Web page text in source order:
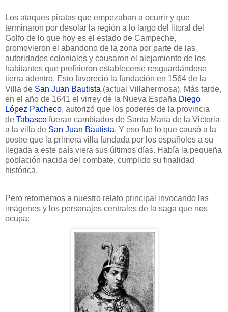
Los ataques piratas que empezaban a ocurrir y que
terminaron por desolar la región a lo largo del litoral del
Golfo de lo que hoy es el estado de Campeche,
promovieron el abandono de la zona por parte de las
autoridades coloniales y causaron el alejamiento de los
habitantes que prefirieron establecerse resguardándose
tierra adentro. Esto favoreció la fundación en 1564 de la
Villa de San Juan Bautista (actual Villahermosa). Más tarde,
en el año de 1641 el virrey de la Nueva España Diego
López Pacheco, autorizó que los poderes de la provincia
de Tabasco fueran cambiados de Santa María de la Victoria
a la villa de San Juan Bautista. Y eso fue lo que causó a la
postre que la primera villa fundada por los españoles a su
llegada a este país viera sus últimos días. Había la pequeña
población nacida del combate, cumplido su finalidad
histórica.
Pero retornemos a nuestro relato principal invocando las
imágenes y los personajes centrales de la saga que nos
ocupa: